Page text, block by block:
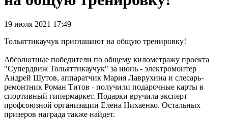
19 июля 2021 17:49
Тольяттикаучук приглашают на общую тренировку!
Абсолютные победители по общему километражу проекта
"Супердвиж Тольяттикаучук" за июнь - электромонтер
Андрей Шутов, аппаратчик Мария Лаврухина и слесарь-
ремонтник Роман Титов - получили подарочные карты в
спортивный гипермаркет. Подарки вручила эксперт
профсоюзной организации Елена Нихаенко. Остальных
призеров награда также найдет.